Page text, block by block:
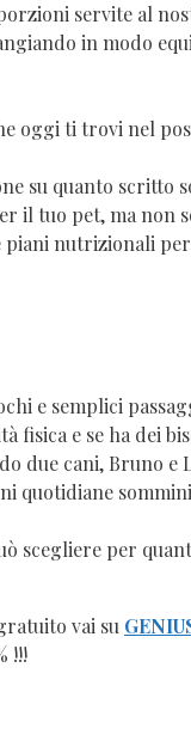
servite al
in modo
oggi ti trovi nel
su quanto scritto
il tuo pet, ma non
nutrizionali
e semplici
fisica e se ha dei
due cani, Bruno
quotidiane
scegliere per
vai su
!!!